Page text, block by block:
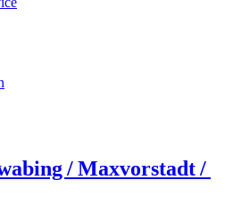
/ Maxvorstadt ⁠/